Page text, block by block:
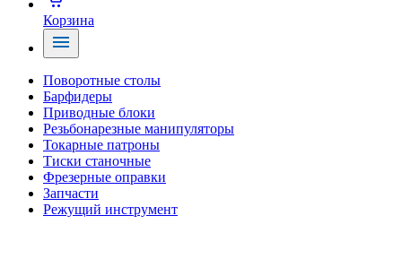
Корзина
Поворотные столы
Барфидеры
Приводные блоки
Резьбонарезные манипуляторы
Токарные патроны
Тиски станочные
Фрезерные оправки
Запчасти
Режущий инструмент